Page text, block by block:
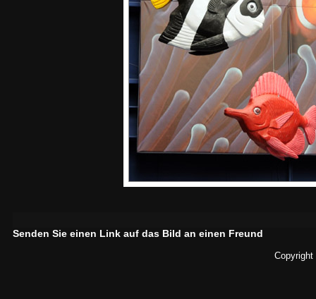
Senden Sie einen Link auf das Bild an einen Freund